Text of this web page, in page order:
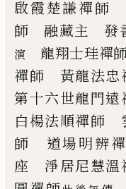
啟霞楚謙禪師
師 融藏主 發
演
龍翔士珪禪
禪師 黃龍法忠
第十六世龍門遠
白楊法順禪師
師
道場明辨
座 淨居尼慧溫